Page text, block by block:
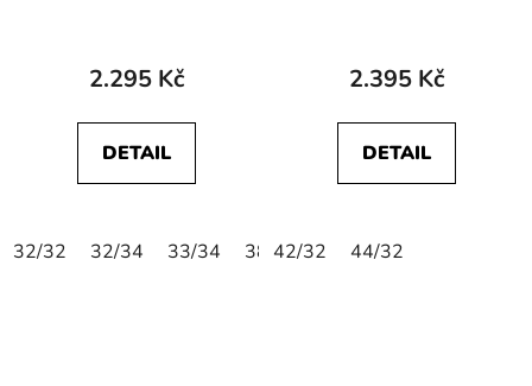
STRETCH Charcoal
2.295 Kč
DETAIL
32/32 32/34 33/34 38/34
STRETCH Azure Sky
2.395 Kč
DETAIL
42/32 44/32